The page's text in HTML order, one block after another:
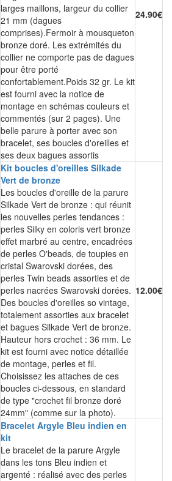
larges maillons, largeur du collier
21 mm (dagues
comprises).Fermoir à mousqueton
bronze doré. Les extrémités du
collier ne comporte pas de dagues
pour être porté
confortablement.Poids 32 gr. Le kit
est fourni avec la notice de
montage en schémas couleurs et
commentés (sur 2 pages). Une
belle parure à porter avec son
bracelet, ses boucles d'oreilles et
ses deux bagues assortis
24.90€
Kit boucles d'oreilles Silkade
Vert de bronze
Les boucles d'oreille de la parure
Silkade Vert de bronze : qui réunit
les nouvelles perles tendances :
perles Silky en coloris vert bronze
effet marbré au centre, encadrées
de perles O'beads, de toupies en
cristal Swarovski dorées, des
perles Twin beads assorties et de
perles nacrées Swarovski dorées.
Des boucles d'oreilles so vintage,
totalement assorties aux bracelet
et bagues Silkade Vert de bronze.
Hauteur hors crochet : 36 mm. Le
kit est fourni avec notice détaillée
de montage, perles et fil.
Choisissez les attaches de ces
boucles ci-dessous, en standard
de type "crochet fil bronze doré
24mm" (comme sur la photo).
12.00€
Bracelet Argyle Bleu indien en
kit
Le bracelet de la parure Argyle
dans les tons Bleu indien et
argenté : réalisé avec des perles